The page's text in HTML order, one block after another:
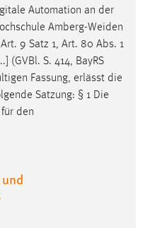
Automation an der
Amberg-Weiden
9 Satz 1, Art. 80 Abs. 1
(GVBl. S. 414, BayRS
Fassung, erlässt die
Satzung: § 1 Die
den